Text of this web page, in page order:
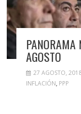
PANORAMA
AGOSTO
27 AGOSTO,
INFLACIÓN, PPP